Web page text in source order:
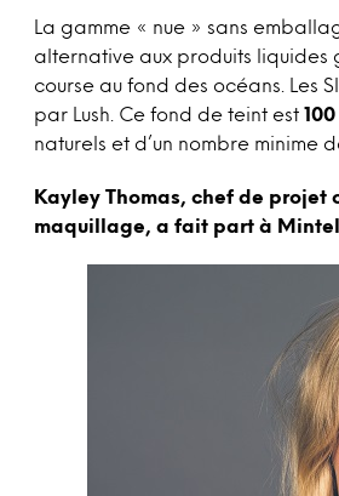
La gamme « nue » sans
alternative aux produits liquides
course au fond des océans. Les
par Lush. Ce fond de teint est
naturels et d’un nombre minime
Kayley Thomas, chef de projet
maquillage, a fait part à Mintel